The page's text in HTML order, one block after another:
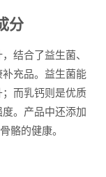
分
结合了益生菌、
充品。益生菌能
而乳钙则是优质
。产品中还添加
骼的健康。